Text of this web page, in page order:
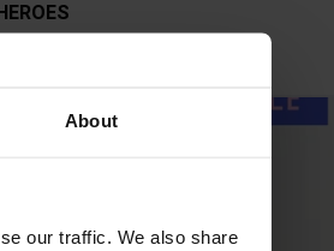
About
our traffic. We also share